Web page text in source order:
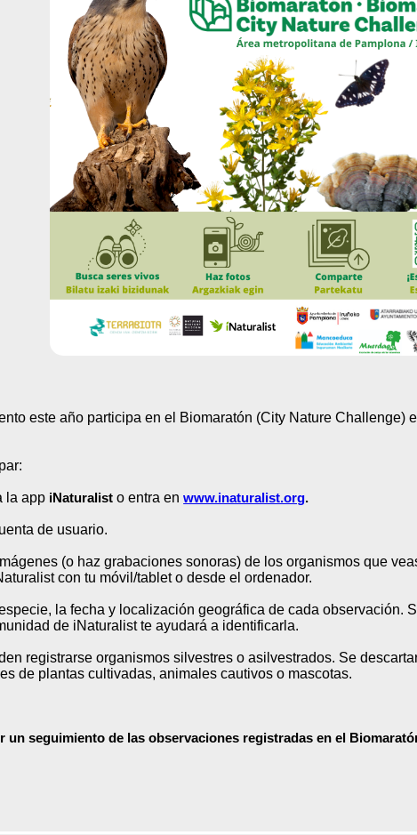
este año participa en el Biomaratón (City Nature Challenge)
la app iNaturalist o entra en www.inaturalist.org.
de usuario.
(o haz grabaciones sonoras) de los organismos que
con tu móvil/tablet o desde el ordenador.
la fecha y localización geográfica de cada observación.
de iNaturalist te ayudará a identificarla.
registrarse organismos silvestres o asilvestrados. Se
de plantas cultivadas, animales cautivos o mascotas.
un seguimiento de las observaciones registradas en el